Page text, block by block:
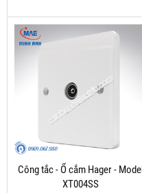
Công tắc - Ổ cắm Hager - Model
XT004SS